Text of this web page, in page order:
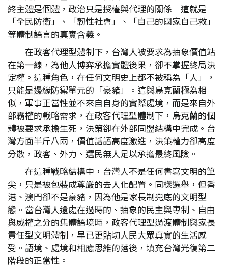
終主體是個體，政治只是授權與代理的關係─這就是
「全民防衛」、「韌性社會」、「自己的國家自己救」
等體制語言的真實含義。
在政客代理型體制下，台灣人被要求為抽象價值站
在第一線，為他人博弈承擔實體後果，卻不掌握終局決
定權。這種角色，在任何文明史上都不被稱為「人」，
只能是邊緣防禦單元的「豪豬」。這與烏克蘭極為相
似，軍事正當性並不來自自身的實際處境，而是來自外
部霸權的戰略需求，在政客代理型體制下，烏克蘭的個
體被要求承擔生死，決策卻在外部同盟結構中完成。台
灣方面半斤八兩，價值話語高度激進，決策權力卻高度
分散，政客、外力、選民無人足以承擔最終風險。
在這種戰略結構中，台灣人不是任何書寫文明的筆
尖，只是被包裝成尊嚴的去人化配置。同樣選舉，但香
港、澳門卻不是豪豬，因為他是家長制兜底的文明型
態。當台灣人還處在過時的、抽象的民主與專制、自由
與威權之分的集體語境時，政客代理型過渡體制與家長
責任型文明體制，早已更貼切人民大眾真實的生活感
受。語境、處境和相應思維的落後，填充台灣光復第二
階段的正當性。